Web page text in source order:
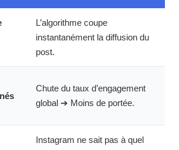
L’algorithme coupe
instantanément la diffusion du
post.
Chute du taux d’engagement
global ➔ Moins de portée.
Instagram ne sait pas à quel